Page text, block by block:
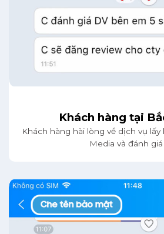
Khách hàng tại
Khách hàng hài lòng về dịch vụ
Media và đánh giá